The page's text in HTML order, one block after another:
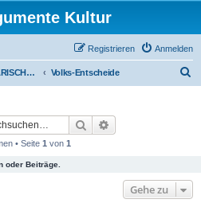
Kultur
Anmelden
Registrieren
PARLAMENTARISCHER VERÄNDERUNGS-WEG - NEUE VOLKS-ENTSCHEID-KULTUR - ZUVORDERST ÜBERS WAHL-PROGRAMM Volks-Entscheide
Suche
• Seite 1 von 1
oder Beiträge.
Gehe zu